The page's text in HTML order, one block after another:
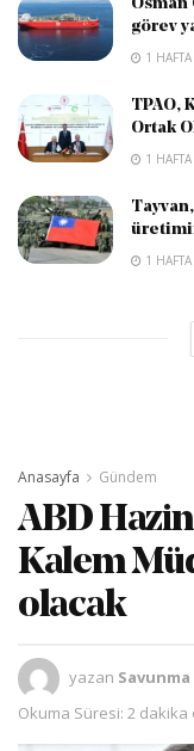
Osman
görev
1
TPAO,
Ortak
1
1
Anasayfa Gündem
ABD
Kalem
olacak
yazan Savunma
Okuma Süresi: 2 dakika